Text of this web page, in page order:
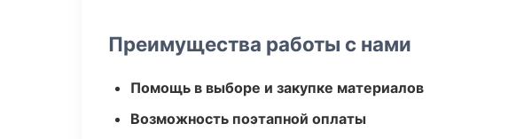
Преимущества работы с нами
Помощь в выборе и закупке материалов
Возможность поэтапной оплаты